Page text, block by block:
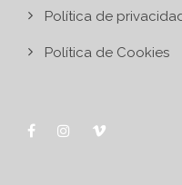
Política de
Política de Cookies